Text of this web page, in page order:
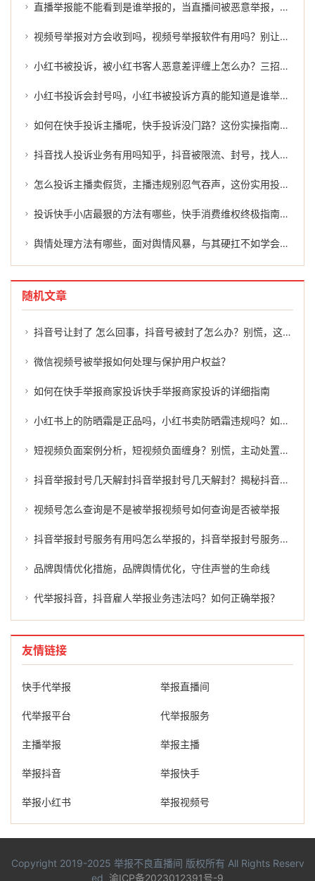
直播举报能不能看到是谁举报的，当直播间被恶意举报，除了愤怒你还能做什么？
视频号举报对方会收到吗，视频号举报软件有用吗？别让捷径变弯路
小红书被投诉，被小红书客人恶意差评缠上怎么办？三招从容化解
小红书投诉会封号吗，小红书被投诉方真的能知道是谁举报的吗？一文讲透背后机制
如何在快手投诉主播呢，快手投诉没门路？这份实操指南帮你少走弯路
抖音找人投诉业务有用吗知乎，抖音被限流、封号，找人投诉到底有没有用？
怎么投诉主播卖假货，主播违规别忍气吞声，这份实用投诉指南教你理智维权
投诉快手小店最狠的方法有哪些，快手消费维权终极指南，不扯皮不内耗，让专业团队替你拿回血汗钱
舆情处理方法有哪些，面对舆情风暴，与其硬扛不如学会借力
随机文章
抖音号让封了 怎么回事，抖音号被封了怎么办？别慌，这几招或许能帮到你
微信视频号被举报如何处理与保护用户权益？
如何在快手举报商家投诉快手举报商家投诉的详细指南
小红书上的防晒霜是正品吗，小红书卖防晒霜违规吗？如何有效举报？
短视频负面案例分析，短视频负面缠身？别慌，主动处置才是正解
抖音举报封号几天解封抖音举报封号几天解封？揭秘抖音平台的处罚机制及处理过程。
视频号怎么查询是不是被举报视频号如何查询是否被举报
抖音举报封号服务有用吗怎么举报的，抖音举报封号服务有用吗？怎么举报才能有效维权？
品牌舆情优化措施，品牌舆情优化，守住声誉的生命线
代举报抖音，抖音雇人举报业务违法吗？如何正确举报？
友情链接
快手代举报 举报直播间
代举报平台 代举报服务
主播举报 举报主播
举报抖音 举报快手
举报小红书 举报视频号
Copyright 2019-2025 举报不良直播间 版权所有 All Rights Reserv
ed 渝ICP备2023012391号-9